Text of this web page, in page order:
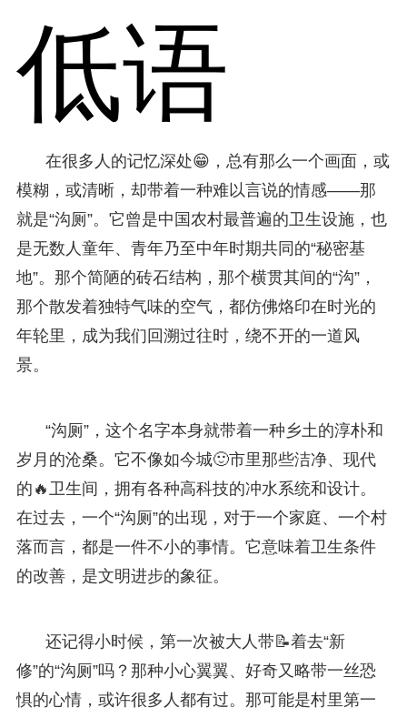
低语
在很多人的记忆深处😁，总有那么一个画面，或
模糊，或清晰，却带着一种难以言说的情感——那
就是“沟厕”。它曾是中国农村最普遍的卫生设施，也
是无数人童年、青年乃至中年时期共同的“秘密基
地”。那个简陋的砖石结构，那个横贯其间的“沟”，
那个散发着独特气味的空气，都仿佛烙印在时光的
年轮里，成为我们回溯过往时，绕不开的一道风
景。
“沟厕”，这个名字本身就带着一种乡土的淳朴和
岁月的沧桑。它不像如今城🙂市里那些洁净、现代
的🔥卫生间，拥有各种高科技的冲水系统和设计。
在过去，一个“沟厕”的出现，对于一个家庭、一个村
落而言，都是一件不小的事情。它意味着卫生条件
的改善，是文明进步的象征。
还记得小时候，第一次被大人带📝着去“新
修”的“沟厕”吗？那种小心翼翼、好奇又略带一丝恐
惧的心情，或许很多人都有过。那可能是村里第一